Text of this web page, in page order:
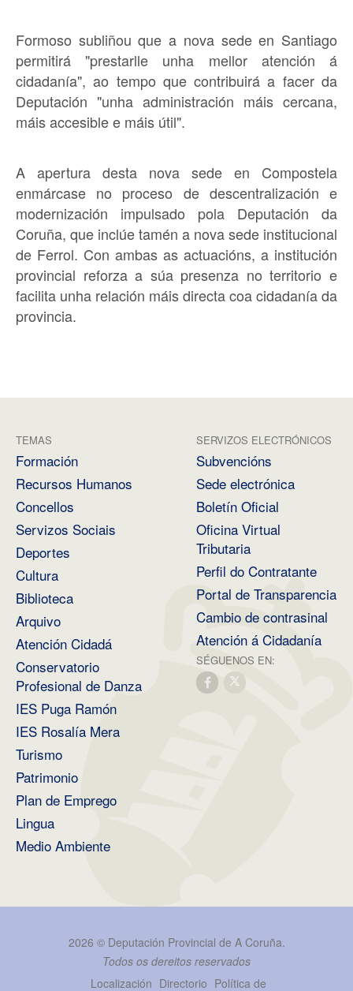
Formoso subliñou que a nova sede en Santiago
permitirá "prestarlle unha mellor atención á
cidadanía", ao tempo que contribuirá a facer da
Deputación "unha administración máis cercana,
máis accesible e máis útil".
A apertura desta nova sede en Compostela
enmárcase no proceso de descentralización e
modernización impulsado pola Deputación da
Coruña, que inclúe tamén a nova sede institucional
de Ferrol. Con ambas as actuacións, a institución
provincial reforza a súa presenza no territorio e
facilita unha relación máis directa coa cidadanía da
provincia.
TEMAS
Formación
Recursos Humanos
Concellos
Servizos Sociais
Deportes
Cultura
Biblioteca
Arquivo
Atención Cidadá
Conservatorio
Profesional de Danza
IES Puga Ramón
IES Rosalía Mera
Turismo
Patrimonio
Plan de Emprego
Lingua
Medio Ambiente
SERVIZOS ELECTRÓNICOS
Subvencións
Sede electrónica
Boletín Oficial
Oficina Virtual
Tributaria
Perfil do Contratante
Portal de Transparencia
Cambio de contrasinal
Atención á Cidadanía
SÉGUENOS EN:
2026 © Deputación Provincial de A Coruña.
Todos os dereitos reservados
Localización Directorio Política de